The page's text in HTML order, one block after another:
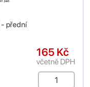
- přední
165 Kč
včetně DPH